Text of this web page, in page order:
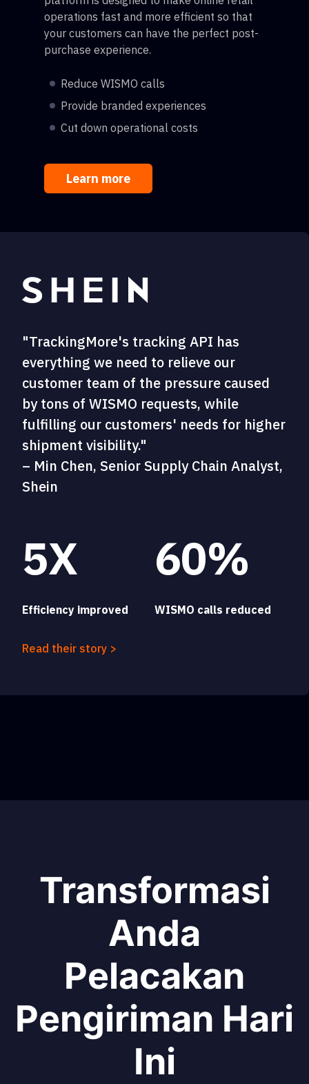
operations fast and more efficient so that
your customers can have the perfect post-
purchase experience.
Reduce WISMO calls
Provide branded experiences
Cut down operational costs
Learn more
"TrackingMore's tracking API has
everything we need to relieve our
customer team of the pressure caused
by tons of WISMO requests, while
fulfilling our customers' needs for higher
shipment visibility."
– Min Chen, Senior Supply Chain Analyst,
Shein
5X
Efficiency improved
60%
WISMO calls reduced
Read their story >
Transformasi
Anda
Pelacakan
Pengiriman Hari
Ini